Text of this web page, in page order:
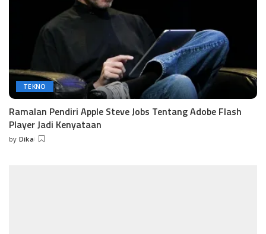
TEKNO
Ramalan Pendiri Apple Steve Jobs Tentang Adobe Flash
Player Jadi Kenyataan
Posted
by Dika